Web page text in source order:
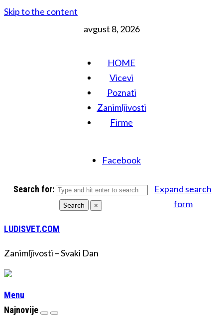
Skip to the content
avgust 8, 2026
HOME
Vicevi
Poznati
Zanimljivosti
Firme
Facebook
Search for:
Search ×
Expand search
form
LUDISVET.COM
Zanimljivosti – Svaki Dan
Menu
Najnovije